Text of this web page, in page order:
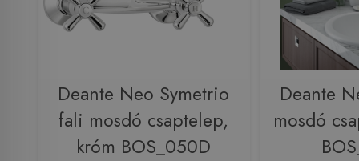
Deante Neo Symetrio
fali mosdó csaptelep,
króm BOS_050D
Deante
mosdó